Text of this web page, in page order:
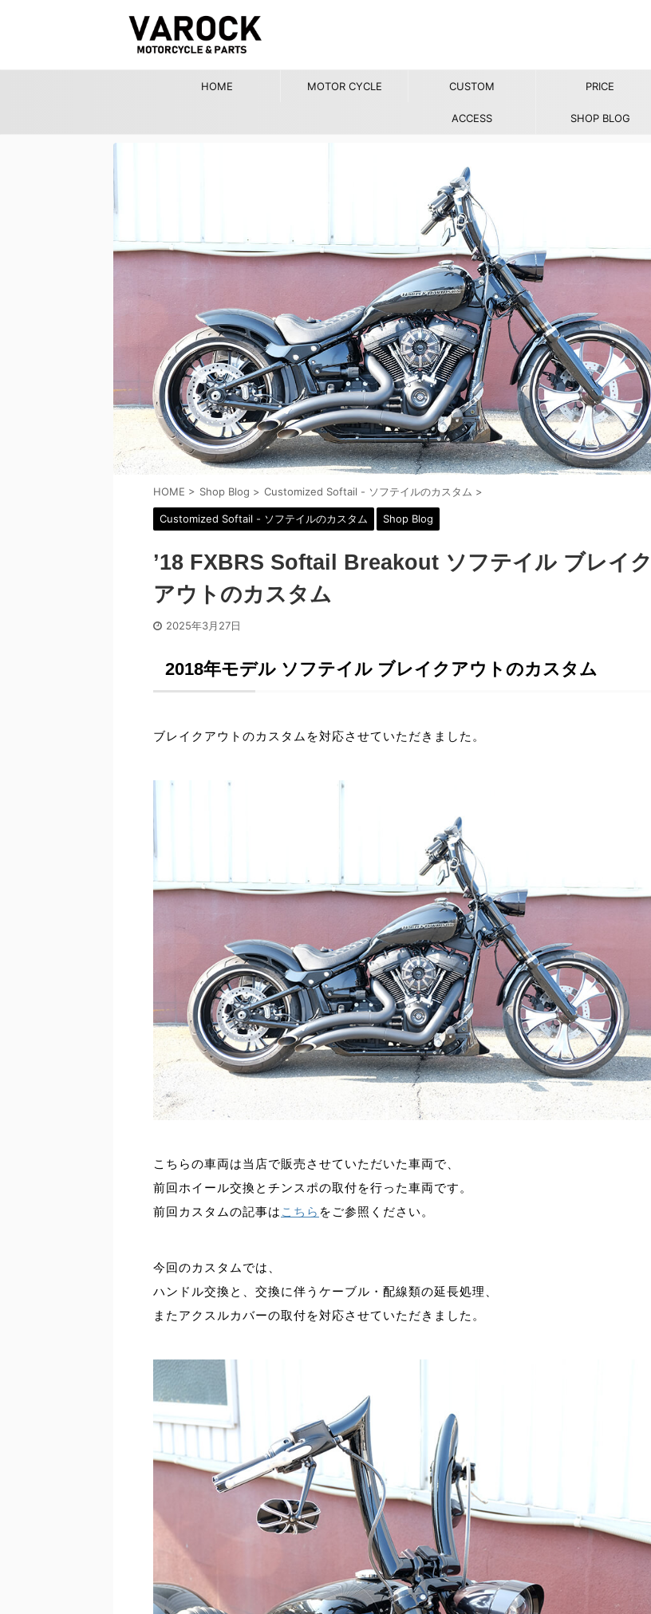
HOME MOTOR CYCLE CUSTOM PRICE
ACCESS SHOP BLOG
HOME > Shop Blog > Customized Softail - ソフテイルのカスタム >
Customized Softail - ソフテイルのカスタム Shop Blog
’18 FXBRS Softail Breakout ソフテイル ブレイク
アウトのカスタム
2025年3月27日
2018年モデル ソフテイル ブレイクアウトのカスタム
ブレイクアウトのカスタムを対応させていただきました。
こちらの車両は当店で販売させていただいた車両で、
前回ホイール交換とチンスポの取付を行った車両です。
前回カスタムの記事は こちら をご参照ください。
今回のカスタムでは、
ハンドル交換と、交換に伴うケーブル・配線類の延長処理、
またアクスルカバーの取付を対応させていただきました。